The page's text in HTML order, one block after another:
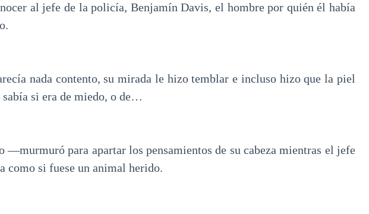
al jefe de la policía, Benjamín Davis, el hombre por quién él había
nada contento, su mirada le hizo temblar e incluso hizo que la piel
si era de miedo, o de…
para apartar los pensamientos de su cabeza mientras el jefe
como si fuese un animal herido.